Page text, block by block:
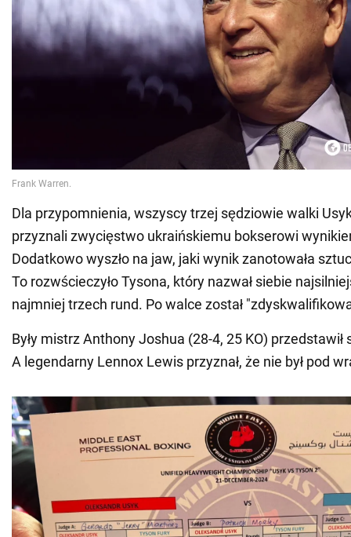
Dla przypomnienia, wszyscy trzej sędziowie walki
przyznali zwycięstwo ukraińskiemu bokserowi
Dodatkowo wyszło na jaw, jaki wynik zanotowała
To rozwścieczyło Tysona, który nazwał siebie
najmniej trzech rund. Po walce został
Były mistrz Anthony Joshua (28-4, 25 KO)
A legendarny Lennox Lewis przyznał, że nie był pod